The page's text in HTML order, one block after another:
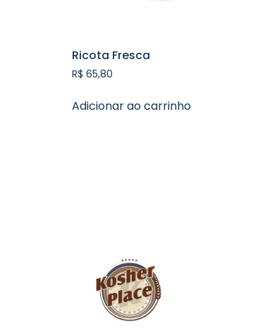
Ricota Fresca
R$ 65,80
Adicionar ao carrinho